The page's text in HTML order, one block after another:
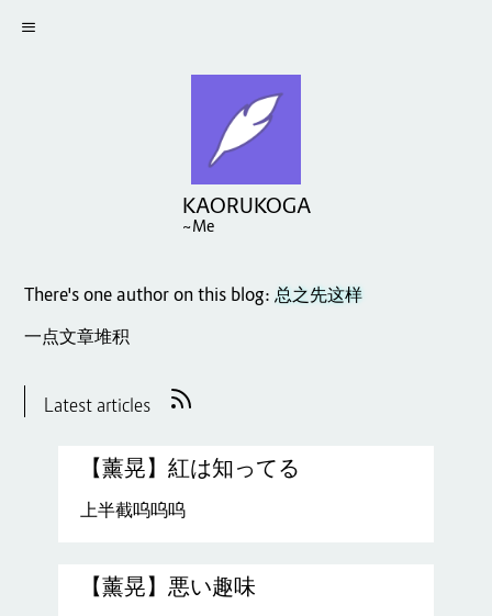
KAORUKOGA
~Me
There's one author on this blog:总之先这样
一点文章堆积
Latest articles
【薰晃】紅は知ってる
上半截呜呜呜
【薰晃】悪い趣味